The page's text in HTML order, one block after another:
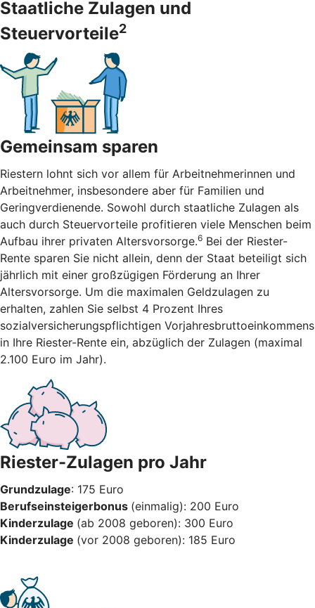
Staatliche Zulagen und
Steuervorteile2
Gemeinsam sparen
Riestern lohnt sich vor allem für Arbeitnehmerinnen und
Arbeitnehmer, insbesondere aber für Familien und
Geringverdienende. Sowohl durch staatliche Zulagen als
auch durch Steuervorteile profitieren viele Menschen beim
Aufbau ihrer privaten Altersvorsorge.6 Bei der Riester-
Rente sparen Sie nicht allein, denn der Staat beteiligt sich
jährlich mit einer großzügigen Förderung an Ihrer
Altersvorsorge. Um die maximalen Geldzulagen zu
erhalten, zahlen Sie selbst 4 Prozent Ihres
sozialversicherungspflichtigen Vorjahresbruttoeinkommens
in Ihre Riester-Rente ein, abzüglich der Zulagen (maximal
2.100 Euro im Jahr).
Riester-Zulagen pro Jahr
Grundzulage: 175 Euro
Berufseinsteigerbonus (einmalig): 200 Euro
Kinderzulage (ab 2008 geboren): 300 Euro
Kinderzulage (vor 2008 geboren): 185 Euro